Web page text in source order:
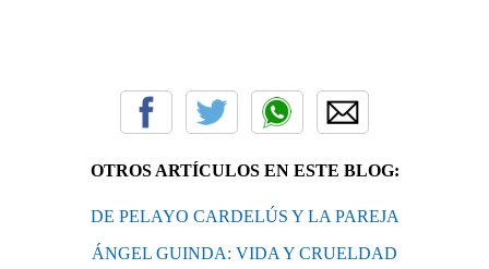
OTROS ARTÍCULOS EN ESTE BLOG:
DE PELAYO CARDELÚS Y LA PAREJA
ÁNGEL GUINDA: VIDA Y CRUELDAD